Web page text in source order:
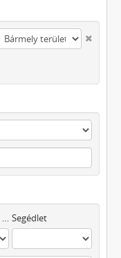
Digitális objektum áll rendelkezésre Segédlet